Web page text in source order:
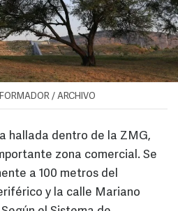
/ ARCHIVO
hallada dentro de la ZMG,
zona comercial. Se
a 100 metros del
y la calle Mariano